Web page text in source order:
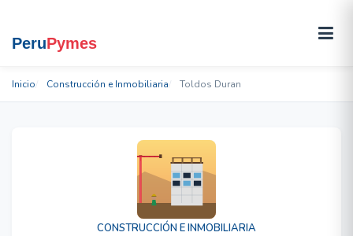
Inicio Construcción e Inmobiliaria Toldos Duran
CONSTRUCCIÓN E INMOBILIARIA